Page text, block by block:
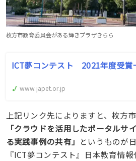
枚方市教育委員会がある輝きプラザきらら
ICT夢コンテスト 2021年度受賞
www.japet.or.jp
上記リンク先によりますと、枚方
「クラウドを活用したポータルサ
る実践事例の共有」 というものが
『ICT夢コンテスト』日本教育情